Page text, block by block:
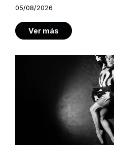
05/08/2026
Ver más